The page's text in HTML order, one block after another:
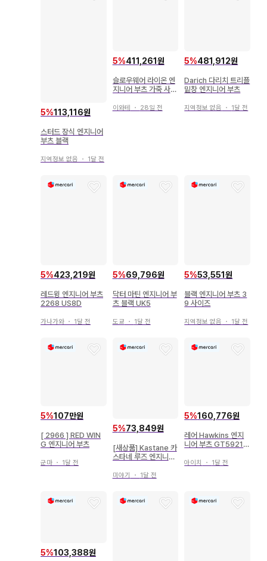
5%113,116원
스터드 장식 엔지니어
부츠 블랙
지역정보 없음 ・ 1달 전
5%411,261원
슬로우웨어 라이온 엔
지니어 부츠 가죽 사이
이와테 ・ 28일 전
5%481,912원
Darich 다리치 트리플
밑창 엔지니어 부츠
지역정보 없음 ・ 1달 전
5%423,219원
레드윙 엔지니어 부츠
2268 US8D
가나가와 ・ 1달 전
5%69,796원
닥터 마틴 엔지니어 부
츠 블랙 UK5
도쿄 ・ 1달 전
5%53,551원
블랙 엔지니어 부츠 3
9 사이즈
지역정보 없음 ・ 1달 전
5%107만원
[ 2966 ] RED WIN
G 엔지니어 부츠
군마 ・ 1달 전
5%73,849원
[새상품] Kastane 카
스타네 루즈 엔지니어
미야기 ・ 1달 전
5%160,776원
레어 Hawkins 엔지
니어 부츠 GT5921 2
아이치 ・ 1달 전
5%103,388원